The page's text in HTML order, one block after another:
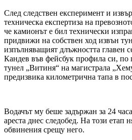
След следствен експеримент и
техническа експертиза на
че камионът е бил технически
придвижи на собствен ход извън
изпълняващият длъжността главен
Кандев във фейсбук профила си, по
тунел „Витиня“ на магистрала
предизвика километрична тапа в
Водачът му беше задържан за 24
ареста днес следобед. На този етап
обвинения срещу него.